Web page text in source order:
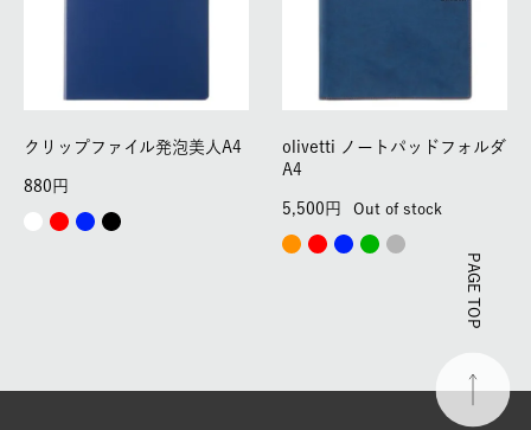
クリップファイル発泡美人A4
880
olivetti ノートパッドフォルダ
A4
5,500 Out of stock
PAGE TOP